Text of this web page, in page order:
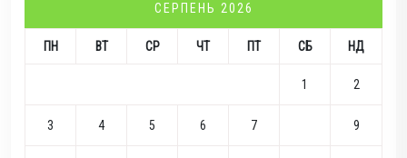
СЕРПЕНЬ 2026
ПН ВТ СР ЧТ ПТ СБ НД
1 2
3 4 5 6 7 9